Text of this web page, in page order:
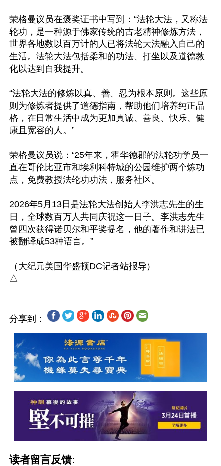
荣格曼议员在褒奖证书中写到：“法轮大法，又称法
轮功，是一种源于佛家传统的古老精神修炼方法，
世界各地数以百万计的人已将法轮大法融入自己的
生活。法轮大法包括柔和的功法、打坐以及道德教
化以达到自我提升。
“法轮大法的修炼以真、善、忍为根本原则。这些原
则为修炼者提供了道德指南，帮助他们培养纯正品
格，在日常生活中成为更加真诚、善良、快乐、健
康且宽容的人。”
荣格曼议员说：“25年来，霍华德郡的法轮功学员一
直在哥伦比亚市和埃利科特城的公园维护两个炼功
点，免费教授法轮功功法，服务社区。
2026年5月13日是法轮大法创始人李洪志先生的生
日，全球数百万人共同庆祝这一日子。李洪志先生
曾四次获得诺贝尔和平奖提名，他的著作和讲法已
被翻译成53种语言。”
（大纪元美国华盛顿DC记者站报导）
分享到：
读者留言反馈: